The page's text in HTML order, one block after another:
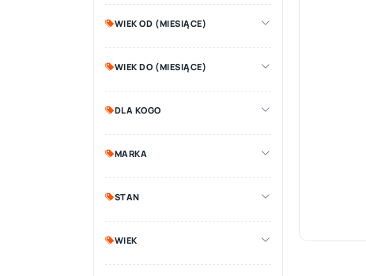
WIEK OD (MIESIĄCE)
WIEK DO (MIESIĄCE)
DLA KOGO
MARKA
STAN
WIEK